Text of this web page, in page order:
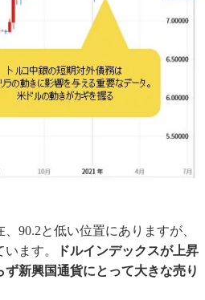
90.2と低い位置にありますが、
ます。
ドルインデックスが上昇
新興国通貨にとって大きな売り